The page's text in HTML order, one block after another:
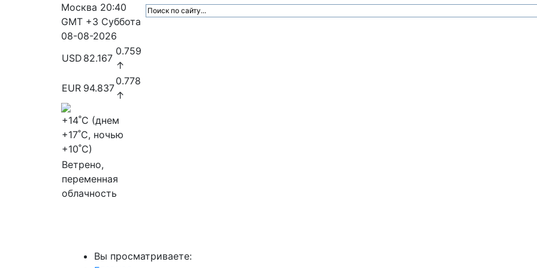
Москва 20:40
GMT +3 Суббота
08-08-2026
USD 82.167
0.759
↑
EUR 94.837
0.778
↑
+14˚C (днем
+17˚C, ночью
+10˚C)
Ветрено,
переменная
облачность
Вы просматриваете: